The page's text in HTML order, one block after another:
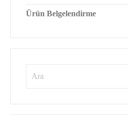
Ürün Belgelendirme